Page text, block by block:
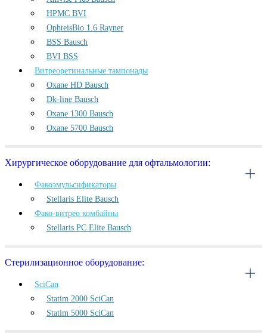
HPMC BVI
OphteisBio 1.6 Rayner
BSS Bausch
BVI BSS
Витреоретинальные тампонады
Oxane HD Bausch
Dk-line Bausch
Oxane 1300 Bausch
Oxane 5700 Bausch
Хирургическое оборудование для офтальмологии:
Факоэмульсификаторы
Stellaris Elite Bausch
Фако-витрео комбайны
Stellaris PC Elite Bausch
Стерилизационное оборудование:
SciCan
Statim 2000 SciCan
Statim 5000 SciCan